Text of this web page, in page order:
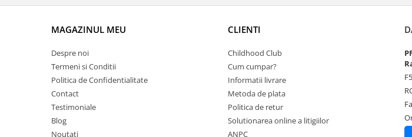
MAGAZINUL MEU
Despre noi
Termeni si Conditii
Politica de Confidentialitate
Contact
Testimoniale
Blog
Noutati
CLIENTI
Childhood Club
Cum cumpar?
Informatii livrare
Metoda de plata
Politica de retur
Solutionarea online a litigiilor
ANPC